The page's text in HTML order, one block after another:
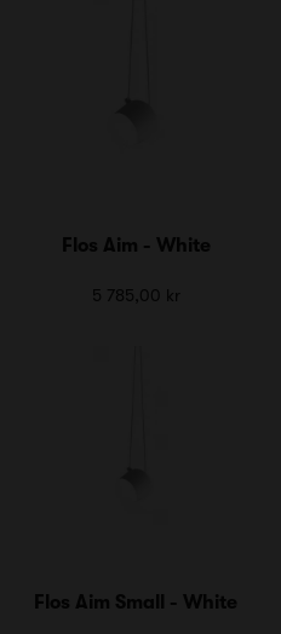
Flos Aim - White
5 785,00 kr
Flos Aim Small - White